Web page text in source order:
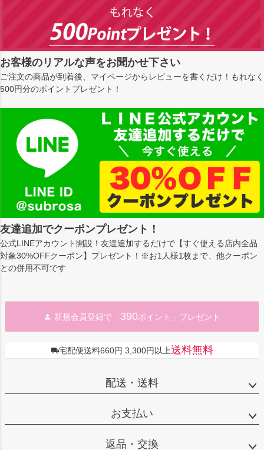
お客様のリアルな声をお聞かせ下さい
ご注文の商品が到着後、マイページからレビューを書くだけ！もれなく
500円分のポイントプレゼント！
友達追加でクーポンプレゼント！
公式LINEアカウント開設！友達追加するだけで【すぐ使える店内全品
対象30%OFFクーポン】プレゼント！※お1人様1枚まで、他クーポン
との併用不可です
新規会員登録で「 390ポイント」プレゼント
宅配便送料660円 3,300円以上送料無料
配送・送料
お支払い
返品・交換